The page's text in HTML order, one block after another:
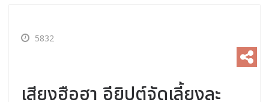
5832
เสียงฮือฮา อียิปต์จัดเลี้ยงละ